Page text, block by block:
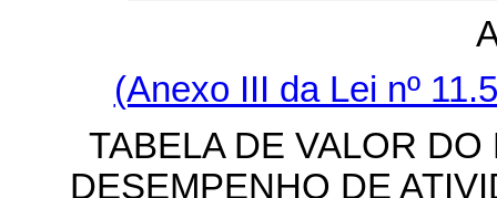
(Anexo III da Lei nº
TABELA DE VALOR
DESEMPENHO DE